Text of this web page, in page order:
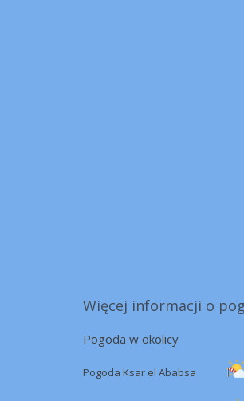
Więcej informacji o
Pogoda w okolicy
Pogoda Ksar el Ababsa